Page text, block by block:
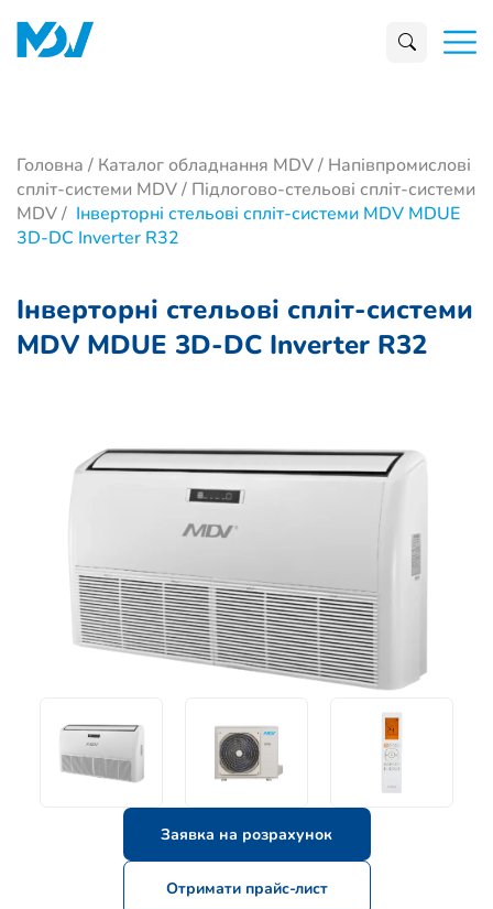
Головна / Каталог обладнання MDV/ Напівпромислові
спліт-системи MDV/ Підлогово-стельові спліт-системи
MDV/ Інверторні стельові спліт-системи MDV MDUE
3D-DC Inverter R32
Інверторні стельові спліт-системи
MDV MDUE 3D-DC Inverter R32
Заявка на розрахунок
Заявка на розрахунок
Отримати прайс-лист